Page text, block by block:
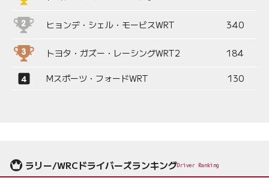
ヒョンデ・シェル・モービスWRT 340
トヨタ・ガズー・レーシングWRT2 184
Mスポーツ・フォードWRT 130
ラリー/WRCドライバーズランキングDriver Ranking